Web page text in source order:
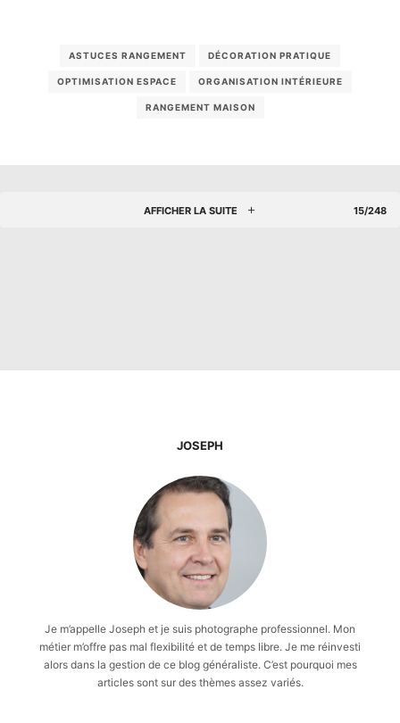
ASTUCES RANGEMENT DÉCORATION PRATIQUE
OPTIMISATION ESPACE ORGANISATION INTÉRIEURE
RANGEMENT MAISON
AFFICHER LA SUITE 15/248
JOSEPH
Je m’appelle Joseph et je suis photographe professionnel. Mon
métier m’offre pas mal flexibilité et de temps libre. Je me réinvesti
alors dans la gestion de ce blog généraliste. C’est pourquoi mes
articles sont sur des thèmes assez variés.